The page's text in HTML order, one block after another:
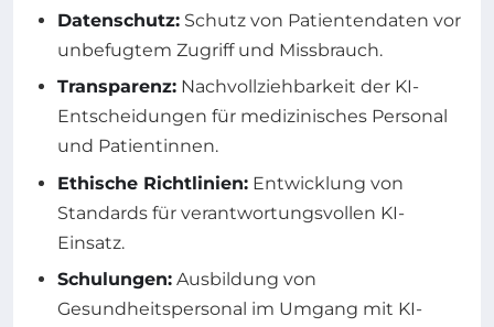
Datenschutz: Schutz von Patientendaten vor
unbefugtem Zugriff und Missbrauch.
Transparenz: Nachvollziehbarkeit der KI-
Entscheidungen für medizinisches Personal
und Patientinnen.
Ethische Richtlinien: Entwicklung von
Standards für verantwortungsvollen KI-
Einsatz.
Schulungen: Ausbildung von
Gesundheitspersonal im Umgang mit KI-